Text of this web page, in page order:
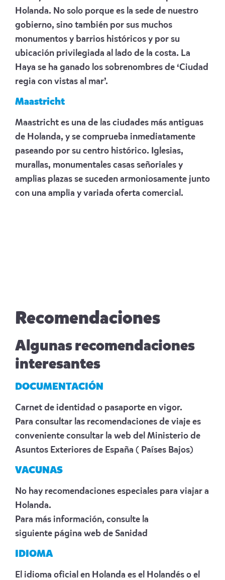
Holanda. No solo porque es la sede de nuestro
gobierno, sino también por sus muchos
monumentos y barrios históricos y por su
ubicación privilegiada al lado de la costa. La
Haya se ha ganado los sobrenombres de ‘Ciudad
regia con vistas al mar’.
Maastricht
Maastricht es una de las ciudades más antiguas
de Holanda, y se comprueba inmediatamente
paseando por su centro histórico. Iglesias,
murallas, monumentales casas señoriales y
amplias plazas se suceden armoniosamente junto
con una amplia y variada oferta comercial.
Recomendaciones
Algunas recomendaciones
interesantes
DOCUMENTACIÓN
Carnet de identidad o pasaporte en vigor.
Para consultar las recomendaciones de viaje es
conveniente consultar la web del Ministerio de
Asuntos Exteriores de España ( Países Bajos)
VACUNAS
No hay recomendaciones especiales para viajar a
Holanda.
Para más información, consulte la
siguiente página web de Sanidad
IDIOMA
El idioma oficial en Holanda es el Holandés o el